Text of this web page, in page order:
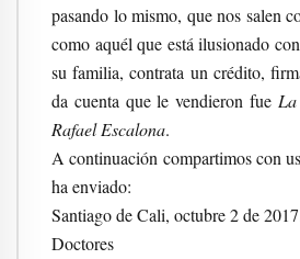
pasando lo mismo, que nos salen
como aquél que está ilusionado
su familia, contrata un crédito,
da cuenta que le vendieron fue
Rafael Escalona.
A continuación compartimos con
ha enviado:
Santiago de Cali, octubre 2 de
Doctores